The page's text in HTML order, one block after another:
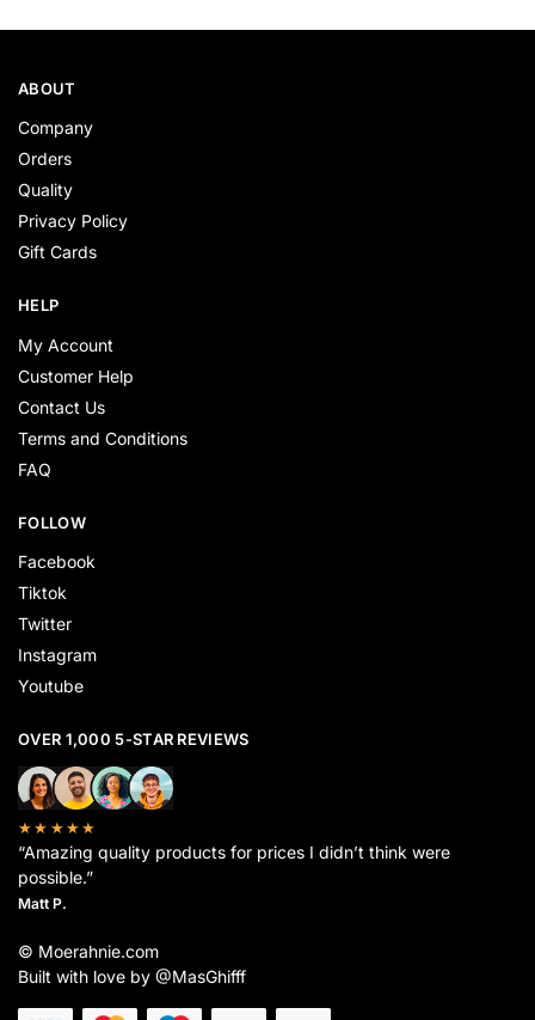
ABOUT
Company
Orders
Quality
Privacy Policy
Gift Cards
HELP
My Account
Customer Help
Contact Us
Terms and Conditions
FAQ
FOLLOW
Facebook
Tiktok
Twitter
Instagram
Youtube
OVER 1,000 5-STAR REVIEWS
★★★★★
“Amazing quality products for prices I didn’t think were
possible.”
Matt P.
© Moerahnie.com
Built with love by @MasGhifff